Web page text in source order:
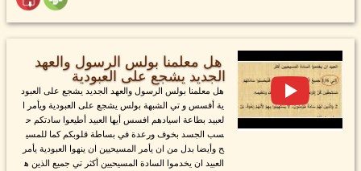
هل معلمنا بولس الرسول والعهد
الجديد يشجع على العبودية
هل معلمنا بولس الرسول والعهد الجديد يشجع على العبود
ية أفسس و تي الشبهة بولس يشجع على العبودية ويأمر ا
لعبيد بطاعة اسيادهم افسس أيها العبيد أطيعوا سادتكم ح
سب الجسد بخوف ورعدة في بساطة قلوبكم كما للمسي
ح وأيضا بدل من ان يأمر المسيحيين ان ينهوا العبودية يأمر
العبيد ان يخدموا السادة المسيحيين أكثر تي جميع الذين ه